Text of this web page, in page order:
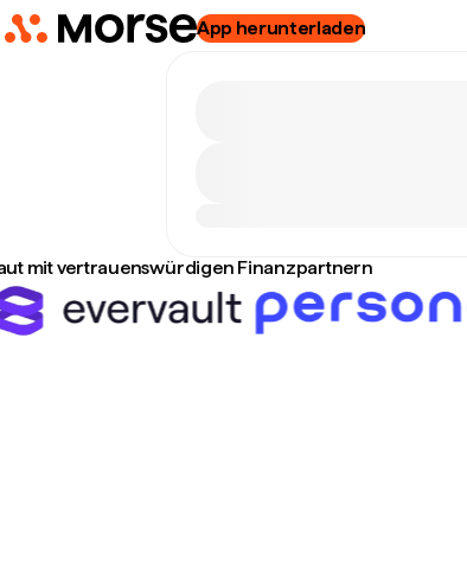
App herunterladen
mit vertrauenswürdigen Finanzpartnern